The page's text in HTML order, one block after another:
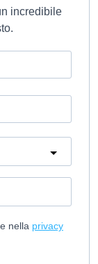
incredibile
nella privacy